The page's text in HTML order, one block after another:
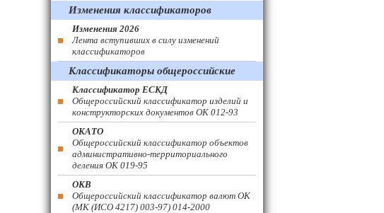
Изменения классификаторов
Изменения 2026
Лента вступивших в силу изменений
классификаторов
Классификаторы общероссийские
Классификатор ЕСКД
Общероссийский классификатор изделий и
конструкторских документов ОК 012-93
ОКАТО
Общероссийский классификатор объектов
административно-территориального
деления ОК 019-95
ОКВ
Общероссийский классификатор валют ОК
(МК (ИСО 4217) 003-97) 014-2000